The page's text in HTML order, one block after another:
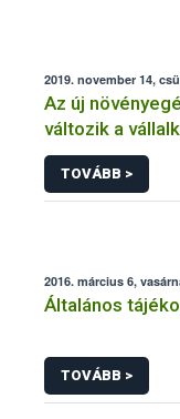
2019. november 14,
Az új
változik a
kötelezettsége
TOVÁBB >
2016. március 6,
Általános
TOVÁBB >